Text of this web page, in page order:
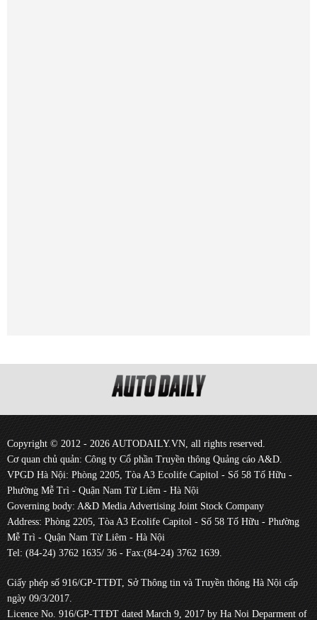
Copyright © 2012 - 2026 AUTODAILY.VN, all rights reserved.
Cơ quan chủ quản: Công ty Cổ phần Truyền thông Quảng cáo A&D.
VPGD Hà Nội: Phòng 2205, Tòa A3 Ecolife Capitol - Số 58 Tố Hữu -
Phường Mễ Trì - Quận Nam Từ Liêm - Hà Nội
Governing body: A&D Media Advertising Joint Stock Company
Address: Phòng 2205, Tòa A3 Ecolife Capitol - Số 58 Tố Hữu - Phường
Mễ Trì - Quận Nam Từ Liêm - Hà Nội
Tel: (84-24) 3762 1635/ 36 - Fax:(84-24) 3762 1639.
Giấy phép số 916/GP-TTĐT, Sở Thông tin và Truyền thông Hà Nội cấp
ngày 09/3/2017.
Licence No. 916/GP-TTĐT dated March 9, 2017 by Ha Noi Deparment of